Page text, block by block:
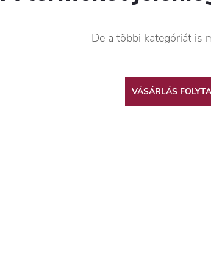
De a többi kategóriát is
VÁSÁRLÁS